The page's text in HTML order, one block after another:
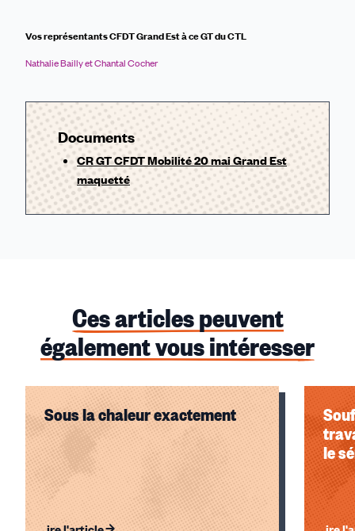
VosreprésentantsCFDTGrand Està ce GT du CTL
Nathalie BaillyetChantal Cocher
Documents
CR GT CFDT Mobilité 20 mai Grand Est
maquetté
Ces articles peuvent
également vous intéresser
Sous la chaleur exactement
le